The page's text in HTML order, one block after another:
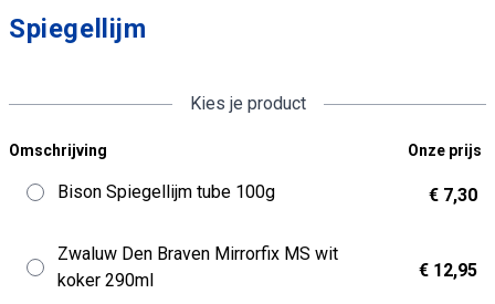
Spiegellijm
Kies je product
Omschrijving Onze prijs
Bison Spiegellijm tube 100g € 7,30
Zwaluw Den Braven Mirrorfix MS wit
koker 290ml
€ 12,95